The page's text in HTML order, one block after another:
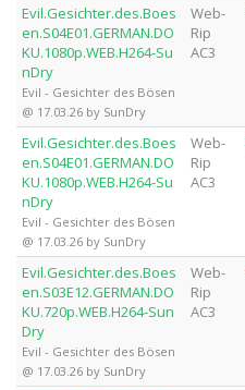
Evil.Gesichter.des.Boes
en.S04E01.GERMAN.DO
KU.1080p.WEB.H264-Su
nDry
Evil - Gesichter des Bösen
@ 17.03.26 by SunDry
Web-
Rip
AC3
Evil.Gesichter.des.Boes
en.S04E01.GERMAN.DO
KU.1080p.WEB.H264-Su
nDry
Evil - Gesichter des Bösen
@ 17.03.26 by SunDry
Web-
Rip
AC3
Evil.Gesichter.des.Boes
en.S03E12.GERMAN.DO
KU.720p.WEB.H264-Sun
Dry
Evil - Gesichter des Bösen
@ 17.03.26 by SunDry
Web-
Rip
AC3